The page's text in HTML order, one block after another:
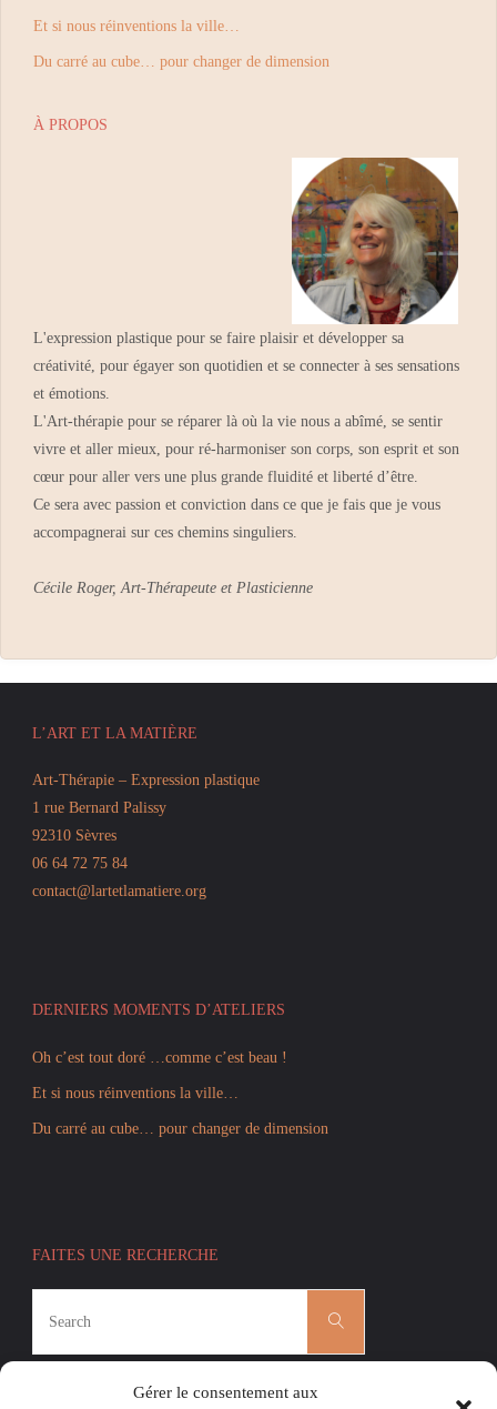
Gérer le consentement aux
Et si nous réinventions la ville…
Du carré au cube… pour changer de dimension
À PROPOS
L'expression plastique pour se faire plaisir et développer sa
créativité, pour égayer son quotidien et se connecter à ses sensations
et émotions.
L'Art-thérapie pour se réparer là où la vie nous a abîmé, se sentir
vivre et aller mieux, pour ré-harmoniser son corps, son esprit et son
cœur pour aller vers une plus grande fluidité et liberté d’être.
Ce sera avec passion et conviction dans ce que je fais que je vous
accompagnerai sur ces chemins singuliers.
Cécile Roger, Art-Thérapeute et Plasticienne
L’ART ET LA MATIÈRE
Art-Thérapie – Expression plastique
1 rue Bernard Palissy
92310 Sèvres
06 64 72 75 84
contact@lartetlamatiere.org
DERNIERS MOMENTS D’ATELIERS
Oh c’est tout doré …comme c’est beau !
Et si nous réinventions la ville…
Du carré au cube… pour changer de dimension
FAITES UNE RECHERCHE
Search